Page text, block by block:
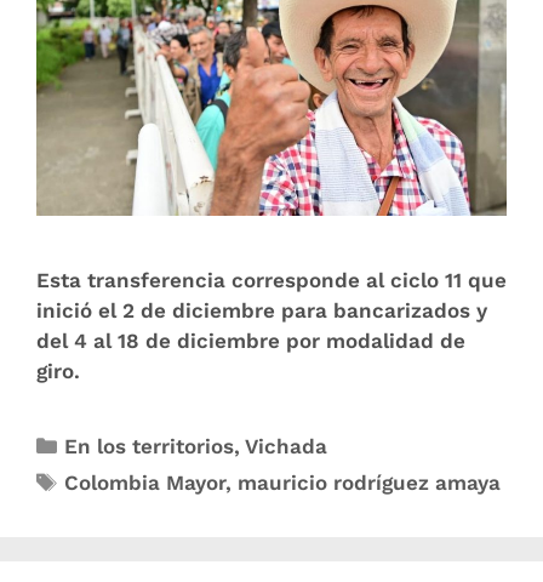
Esta transferencia corresponde al ciclo 11 que
inició el 2 de diciembre para bancarizados y
del 4 al 18 de diciembre por modalidad de
giro.
En los territorios,Vichada
Colombia Mayor, mauricio rodríguez amaya